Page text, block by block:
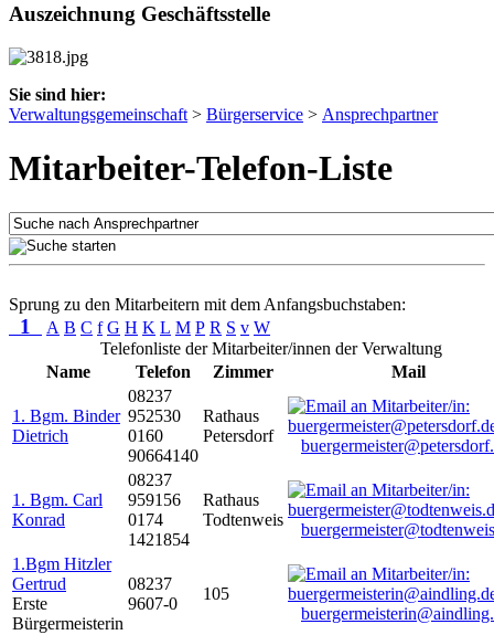
Auszeichnung Geschäftsstelle
Sie sind hier:
Verwaltungsgemeinschaft > Bürgerservice > Ansprechpartner
Mitarbeiter-Telefon-Liste
Sprung zu den Mitarbeitern mit dem Anfangsbuchstaben:
1 A B C f G H K L M P R S v W
Telefonliste der Mitarbeiter/innen der Verwaltung
Name
Telefon Zimmer Mail
1. Bgm. Binder
Dietrich
08237
952530
0160
90664140
Rathaus
Petersdorf
1. Bgm. Carl
Konrad
08237
959156
0174
1421854
Rathaus
Todtenweis
1.Bgm Hitzler
Gertrud
Erste
Bürgermeisterin
08237
9607-0
105